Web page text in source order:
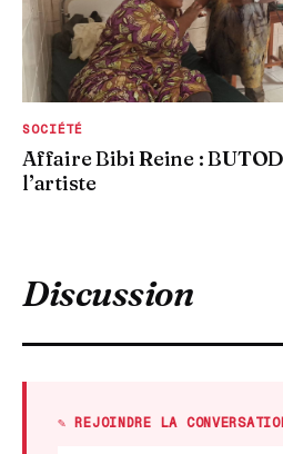
SOCIÉTÉ
Affaire Bibi Reine :
l’artiste
Discussion
✎ REJOINDRE LA